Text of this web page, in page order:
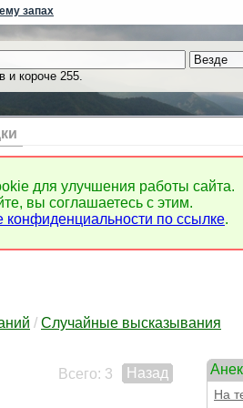
запах
и короче 255.
для улучшения работы сайта.
вы соглашаетесь с этим.
конфиденциальности по ссылке.
/ Случайные высказывания
На
Назад
Всего: 3